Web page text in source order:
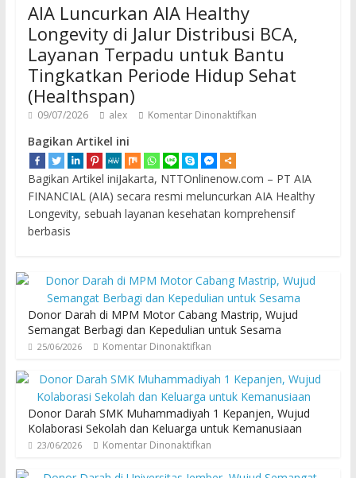
AIA Luncurkan AIA Healthy
Longevity di Jalur Distribusi BCA,
Layanan Terpadu untuk Bantu
Tingkatkan Periode Hidup Sehat
(Healthspan)
09/07/2026 alex Komentar Dinonaktifkan
Bagikan Artikel ini
Bagikan Artikel iniJakarta, NTTOnlinenow.com – PT AIA
FINANCIAL (AIA) secara resmi meluncurkan AIA Healthy
Longevity, sebuah layanan kesehatan komprehensif
berbasis
Donor Darah di MPM Motor Cabang Mastrip, Wujud
Semangat Berbagi dan Kepedulian untuk Sesama
25/06/2026 Komentar Dinonaktifkan
Donor Darah SMK Muhammadiyah 1 Kepanjen, Wujud
Kolaborasi Sekolah dan Keluarga untuk Kemanusiaan
23/06/2026 Komentar Dinonaktifkan